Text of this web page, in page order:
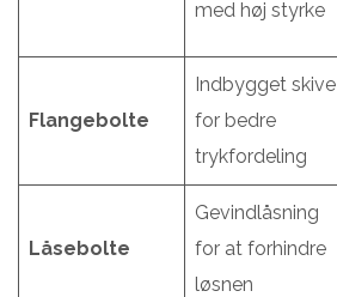
med høj styrke
Flangebolte
Indbygget skive
for bedre
trykfordeling
Låsebolte
Gevindlåsning
for at forhindre
løsnen